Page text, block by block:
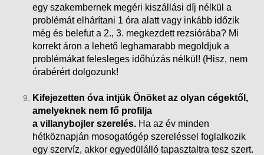
egy szakembernek megéri kiszállási díj nélkül a
problémát elhárítani 1 óra alatt vagy inkább időzik
még és belefut a 2., 3. megkezdett rezsiórába? Mi
korrekt áron a lehető leghamarabb megoldjuk a
problémákat felesleges időhúzás nélkül! (Hisz, nem
órabérért dolgozunk!
Kifejezetten óva intjük Önöket az olyan cégektől,
amelyeknek nem fő profilja
a villanybojler szerelés. Ha az év minden
hétköznapján mosogatógép szereléssel foglalkozik
egy szervíz, akkor egyedülálló tapasztaltra tesz szert.